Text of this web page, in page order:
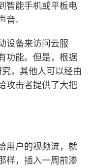
智能手机或平板电
。
设备来访问云服
功能。但是，根据
究，其他人可以经由
攻击者提供了大把
用户的视频流，就
样，插入一周前渗